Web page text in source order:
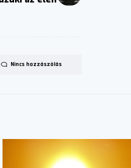
Nincs hozzászólás